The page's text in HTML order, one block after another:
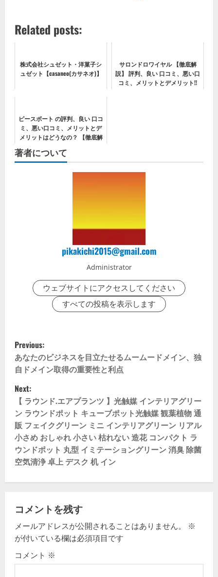
Related posts:
株式会社シュゼット・洋菓子シ
ュゼット【casaneo(カサネオ)】
サロンドロワイヤル 【徹底解
説】 評判、良い 口コミ、悪い口
コミ、メリットとデメリット!!
ピースボート の評判、良い 口コ
ミ、悪い口コミ、メリットとデ
メリットはどうなの？ 【徹底解
著者について
pikakichi2015@gmail.com
Administrator
ウェブサイトにアクセスしてください
すべての投稿を表示します
P
o
s
n
a
v
i
g
a
t
i
Previous:
あなたのビジネスを目立たせるムームードメイン、独
自ドメイン取得の重要性と利点
Next:
【 ラウンド.エアプランツ 】光触媒 インテリアグリー
ン ラウンドポット キューブポット光触媒 観葉植物 通
販 フェイクグリーン ミニ インテリアグリーン リアル
小さめ おしゃれ 小さい 枯れない 造花 コンパクト ラ
ウンドポット 丸型 イミテーショングリーン 消臭 除菌
空気清浄 卓上 デスク 机 イン
コメントを残す
メールアドレスが公開されることはありません。
※
が付いている欄は必須項目です
コメント ※